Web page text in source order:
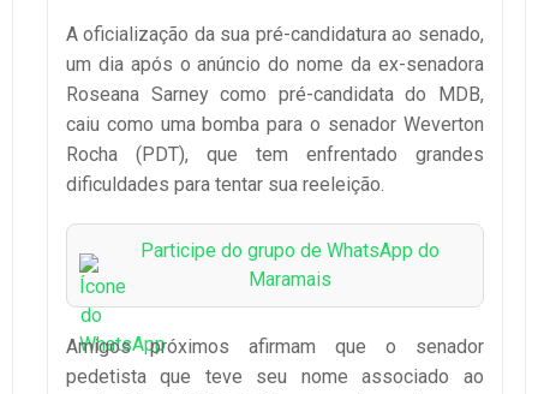
A oficialização da sua pré-candidatura ao senado,
um dia após o anúncio do nome da ex-senadora
Roseana Sarney como pré-candidata do MDB,
caiu como uma bomba para o senador Weverton
Rocha (PDT), que tem enfrentado grandes
dificuldades para tentar sua reeleição.
Participe do grupo de WhatsApp do
Maramais
Amigos próximos afirmam que o senador
pedetista que teve seu nome associado ao